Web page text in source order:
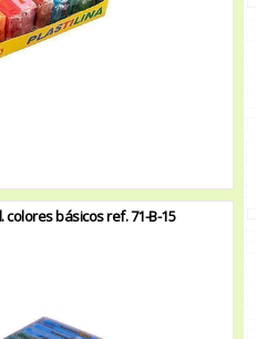
colores básicos ref. 71-B-15